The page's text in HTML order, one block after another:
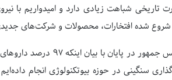
تاریخی شباهت زیادی دارد و امیدواریم با
شروع شده افتخارات، محصولات و شرکت‌های
معاون عملی و فناوری
سنگینی در حوزه بیوتکنولوژی انجام